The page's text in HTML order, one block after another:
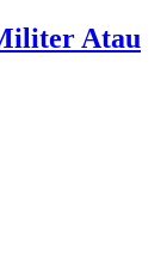
Atau